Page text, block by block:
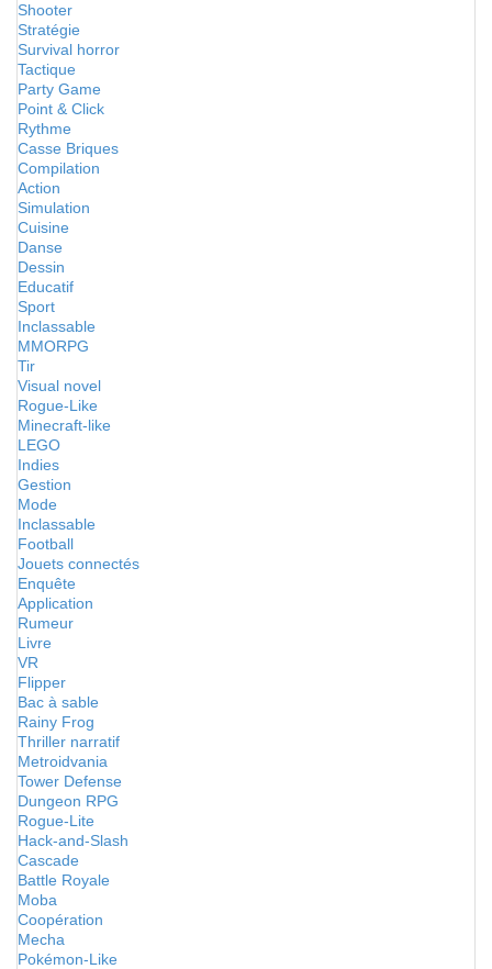
Shooter
Stratégie
Survival horror
Tactique
Party Game
Point & Click
Rythme
Casse Briques
Compilation
Action
Simulation
Cuisine
Danse
Dessin
Educatif
Sport
Inclassable
MMORPG
Tir
Visual novel
Rogue-Like
Minecraft-like
LEGO
Indies
Gestion
Mode
Inclassable
Football
Jouets connectés
Enquête
Application
Rumeur
Livre
VR
Flipper
Bac à sable
Rainy Frog
Thriller narratif
Metroidvania
Tower Defense
Dungeon RPG
Rogue-Lite
Hack-and-Slash
Cascade
Battle Royale
Moba
Coopération
Mecha
Pokémon-Like